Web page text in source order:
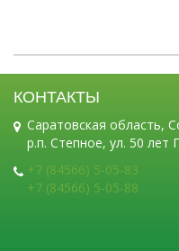
КОНТАКТЫ
Саратовская область,
р.п. Степное, ул. 50 лет
+7 (84566) 5-05-83
+7 (84566) 5-05-88